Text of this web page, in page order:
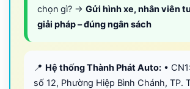
chọn gì? → Gửi hình xe, nhân viên
giải pháp – đúng ngân sách
📍 Hệ thống Thành Phát Auto: •
số 12, Phường Hiệp Bình Chánh, TP.